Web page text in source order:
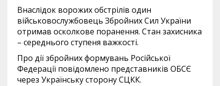
Внаслідок ворожих обстрілів один
військовослужбовець Збройних Сил України
отримав осколкове поранення. Стан захисника
– середнього ступеня важкості.
Про дії збройних формувань Російської
Федерації повідомлено представників ОБСЄ
через Українську сторону СЦКК.